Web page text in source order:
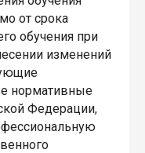
от срока
обучения при
изменений
нормативные
Федерации,